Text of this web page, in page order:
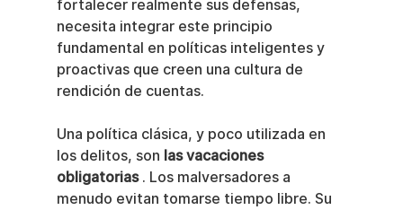
fortalecer realmente sus defensas,
necesita integrar este principio
fundamental en políticas inteligentes y
proactivas que creen una cultura de
rendición de cuentas.
Una política clásica, y poco utilizada en
los delitos, son las vacaciones
obligatorias . Los malversadores a
menudo evitan tomarse tiempo libre. Su